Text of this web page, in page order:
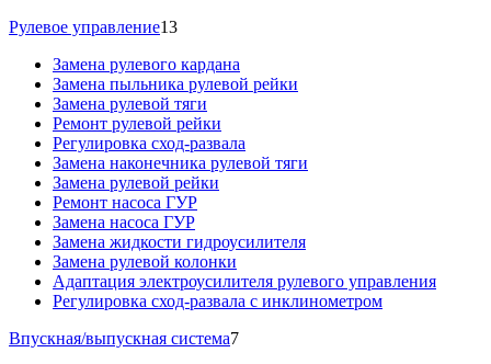
Рулевое управление13
Замена рулевого кардана
Замена пыльника рулевой рейки
Замена рулевой тяги
Ремонт рулевой рейки
Регулировка сход-развала
Замена наконечника рулевой тяги
Замена рулевой рейки
Ремонт насоса ГУР
Замена насоса ГУР
Замена жидкости гидроусилителя
Замена рулевой колонки
Адаптация электроусилителя рулевого управления
Регулировка сход-развала с инклинометром
Впускная/выпускная система7